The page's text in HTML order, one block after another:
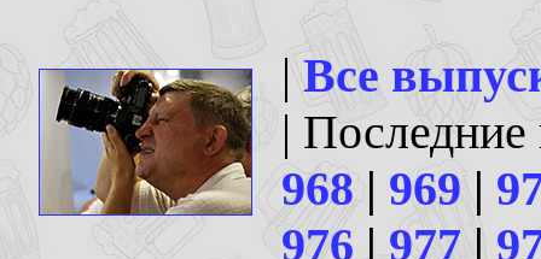
|Все
|
968| 969|
976 | 977 |